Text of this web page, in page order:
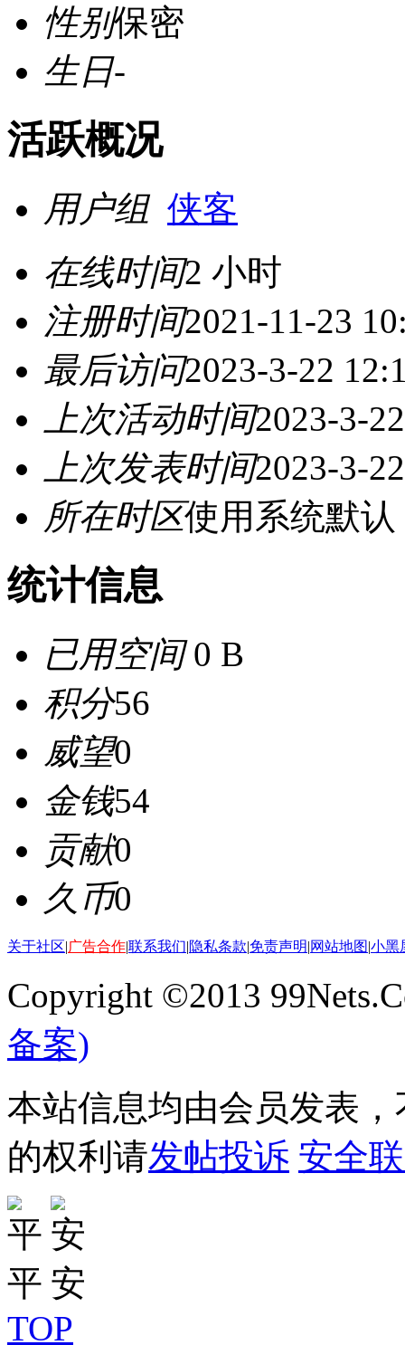
性别保密
生日-
活跃概况
用户组 侠客
在线时间2 小时
注册时间2021-11-23
最后访问2023-3-22
上次活动时间2023-3-
上次发表时间2023-3-
所在时区使用系统默认
统计信息
已用空间0 B
积分56
威望0
金钱54
贡献0
久币0
关于社区|广告合作|联系我们|隐私条款|免责声明|网站地图|小黑
Copyright ©2013
备案)
本站信息均由会员发表
的权利请发帖投诉 安全
TOP